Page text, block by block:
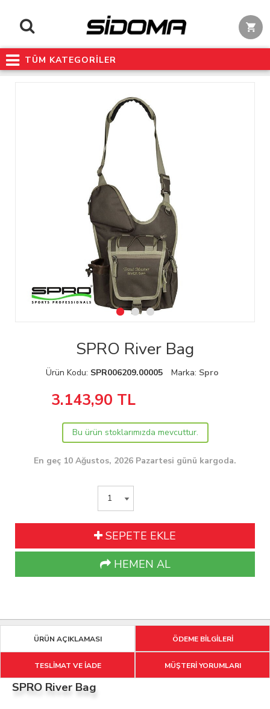
TÜM KATEGORİLER
SPRO River Bag
Ürün Kodu: SPR006209.00005 Marka: Spro
3.143,90 TL
Bu ürün stoklarımızda mevcuttur.
En geç 10 Ağustos, 2026 Pazartesi günü kargoda.
SEPETE EKLE
HEMEN AL
ÜRÜN AÇIKLAMASI ÖDEME BİLGİLERİ
TESLİMAT VE İADE MÜŞTERİ YORUMLARI
SPRO River Bag